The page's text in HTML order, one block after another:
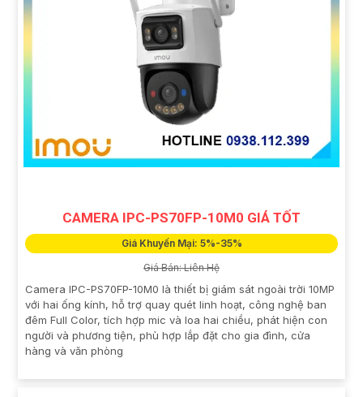
CAMERA IPC-PS70FP-10M0 GIÁ TỐT
Giá Khuyến Mại: 5%-35%
Giá Bán: Liên Hệ
Camera IPC-PS70FP-10M0 là thiết bị giám sát ngoài trời 10MP
với hai ống kính, hỗ trợ quay quét linh hoạt, công nghệ ban
đêm Full Color, tích hợp mic và loa hai chiều, phát hiện con
người và phương tiện, phù hợp lắp đặt cho gia đình, cửa
hàng và văn phòng